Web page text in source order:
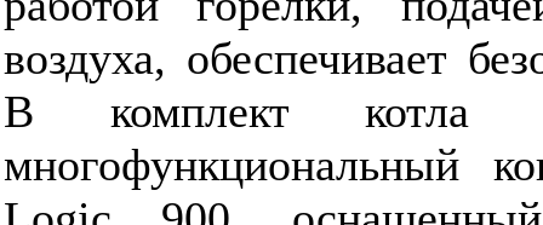
воздуха, обеспечивает
В комплект котла
многофункциональный